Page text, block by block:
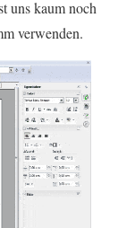
uns kaum noch
verwenden.